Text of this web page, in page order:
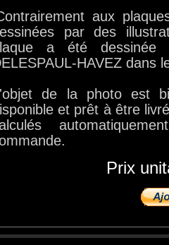
aux
par des
a été
HAVEZ dans
de la photo est
et prêt à être
Prix